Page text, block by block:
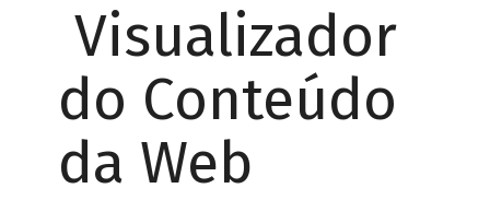
Visualizador
do Conteúdo
da Web